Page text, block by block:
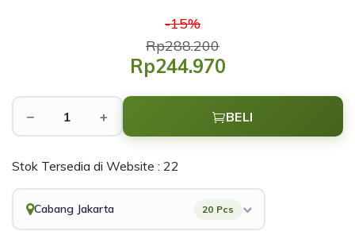
-15%
Rp288.200
Rp244.970
− + BELI
Stok Tersedia di Website : 22
Cabang Jakarta 20 Pcs